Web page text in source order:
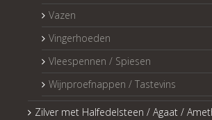
Vazen
Vingerhoeden
Vleespennen / Spiesen
Wijnproefnappen / Tastevins
Zilver met Halfedelsteen / Agaat /